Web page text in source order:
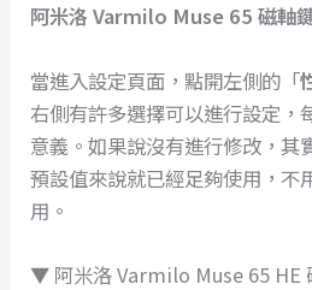
阿米洛 Varmilo Muse 65 磁軸
當進入設定頁面，點開左側的「
右側有許多選擇可以進行設定，
意義。如果說沒有進行修改，其
預設值來說就已經足夠使用，不
用。
▼ 阿米洛 Varmilo Muse 65 HE